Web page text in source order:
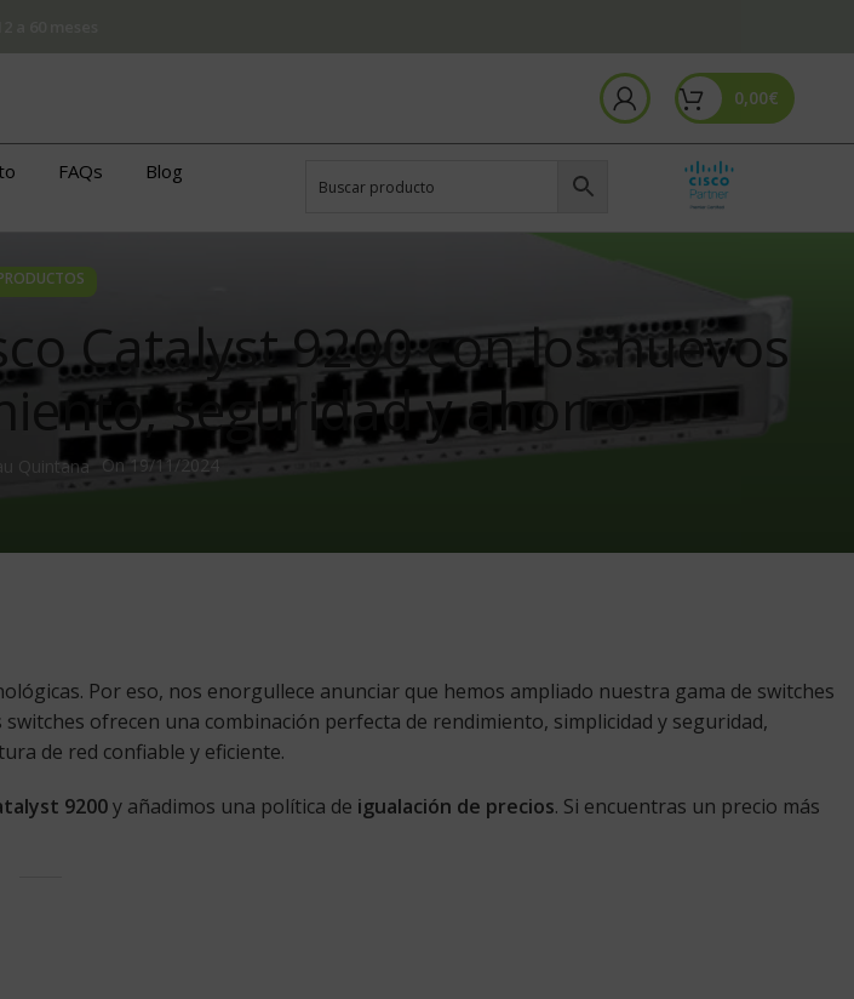
0,00€
FAQs
Blog
Catalyst 9200 con los nuevos
seguridad y ahorro
Quintana On 19/11/2024
Por eso, nos enorgullece anunciar que hemos ampliado nuestra gama de switches
ofrecen una combinación perfecta de rendimiento, simplicidad y seguridad,
de red confiable y eficiente.
9200y añadimos una política de igualación de precios. Si encuentras un precio más